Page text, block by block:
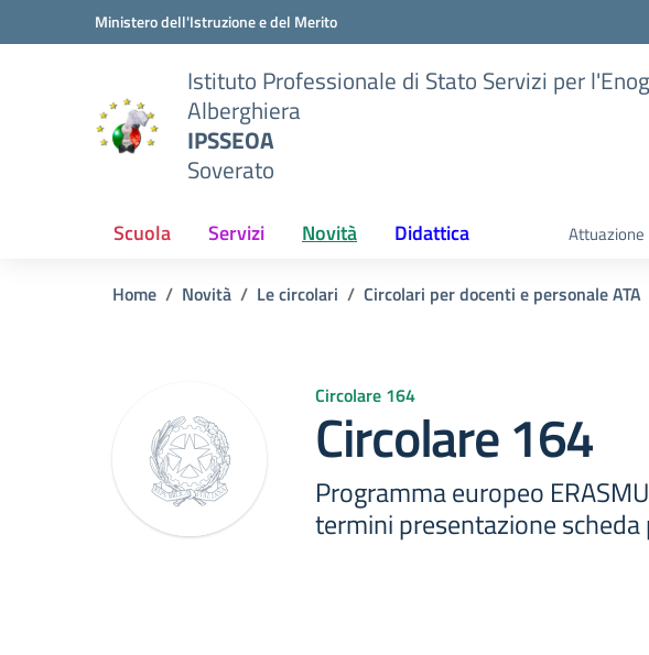
Vai ai contenuti
Vai al menu di navigazioneMinistero dell'Istruzione e del Merito
Istituto Professionale di Stato Servizi per
Alberghiera
IPSSEOA
Soverato
Scuola Servizi Novità Didattica Attuazione
Home Novità Le circolari Circolari per docenti e personale ATA
Circolare 164
Circolare 164
Programma europeo
termini presentazione